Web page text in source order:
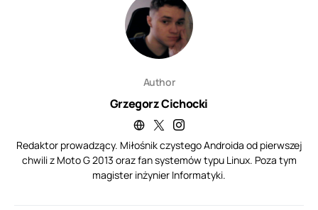
Author
Grzegorz Cichocki
Redaktor prowadzący. Miłośnik czystego Androida od pierwszej
chwili z Moto G 2013 oraz fan systemów typu Linux. Poza tym
magister inżynier Informatyki.